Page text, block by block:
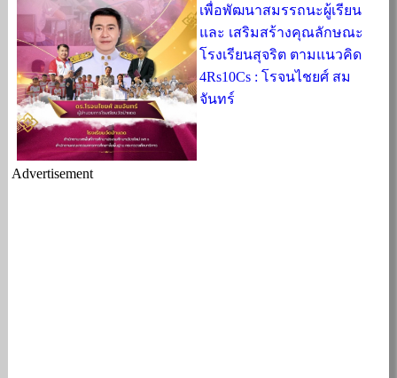
เพื่อพัฒนาสมรรถนะผู้เรียน
และ เสริมสร้างคุณลักษณะ
โรงเรียนสุจริต ตามแนวคิด
4Rs10Cs : โรจนไชยศ์ สม
จันทร์
Advertisement